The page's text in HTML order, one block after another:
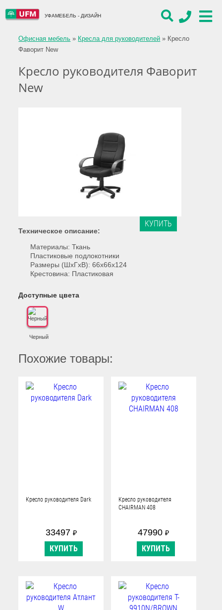
УФАМЕБЕЛЬ - ДИЗАЙН
Офисная мебель » Кресла для руководителей » Кресло
Фаворит New
Кресло руководителя Фаворит
New
КУПИТЬ
Техническое описание:
Материалы: Ткань
Пластиковые подлокотники
Размеры (ШхГхВ): 66x66x124
Крестовина: Пластиковая
Доступные цвета
Черный
Похожие товары:
Кресло руководителя Dark
33497 ₽
КУПИТЬ
Кресло руководителя
CHAIRMAN 408
47990₽
КУПИТЬ